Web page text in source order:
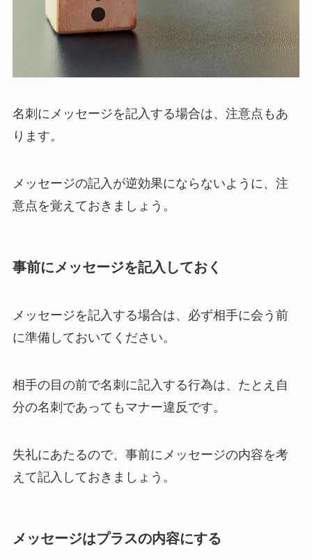
名刺にメッセージを記入する場合は、注意点もあ
ります。
メッセージの記入が逆効果にならないように、注
意点を覚えておきましょう。
事前にメッセージを記入しておく
メッセージを記入する場合は、必ず相手に会う前
に準備しておいてください。
相手の目の前で名刺に記入する行為は、たとえ自
分の名刺であってもマナー違反です。
失礼にあたるので、事前にメッセージの内容を考
えて記入しておきましょう。
メッセージはプラスの内容にする